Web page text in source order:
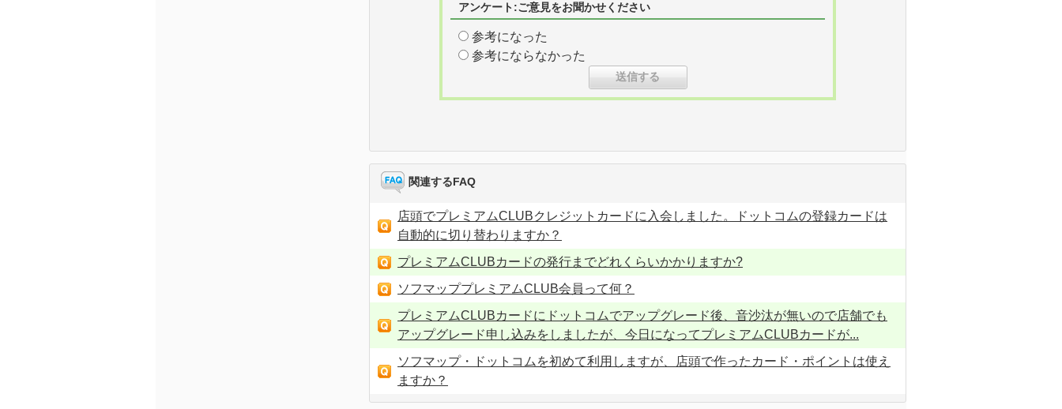
アンケート:ご意見をお聞かせください
参考になった
参考にならなかった
関連するFAQ
店頭でプレミアムCLUBクレジットカードに入会しました。ドットコムの登録カードは
自動的に切り替わりますか？
プレミアムCLUBカードの発行までどれくらいかかりますか?
ソフマッププレミアムCLUB会員って何？
プレミアムCLUBカードにドットコムでアップグレード後、音沙汰が無いので店舗でも
アップグレード申し込みをしましたが、今日になってプレミアムCLUBカードが...
ソフマップ・ドットコムを初めて利用しますが、店頭で作ったカード・ポイントは使え
ますか？